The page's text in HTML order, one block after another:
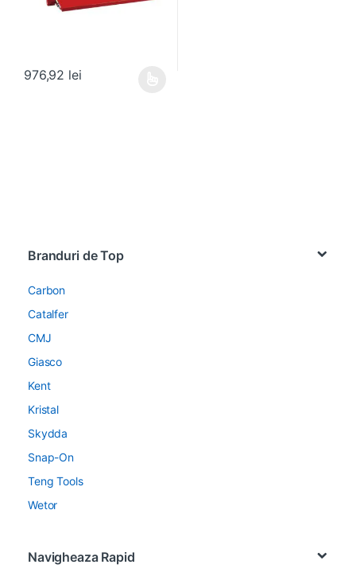
976,92 lei
Branduri de Top
Carbon
Catalfer
CMJ
Giasco
Kent
Kristal
Skydda
Snap-On
Teng Tools
Wetor
Navigheaza Rapid